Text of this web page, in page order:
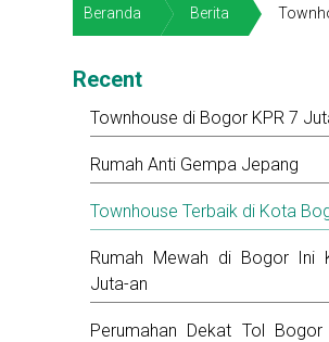
Beranda Berita
Recent
Townhouse di Bogor KPR 7
Rumah Anti Gempa Jepang
Townhouse Terbaik di Kota
Rumah Mewah di Bogor Ini
Juta-an
Perumahan Dekat Tol Bogor